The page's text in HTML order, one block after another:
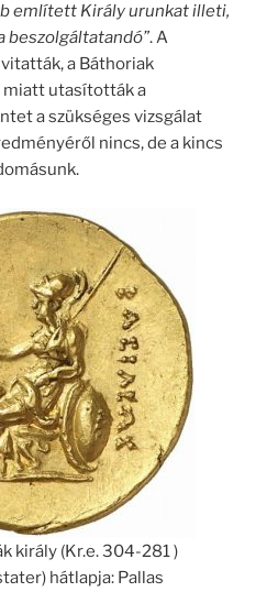
említett Király urunkat illeti,
beszolgáltatandó”. A
a Báthoriak
utasították a
a szükséges vizsgálat
nincs, de a kincs
király (Kr.e. 304-281 )
hátlapja: Pallas